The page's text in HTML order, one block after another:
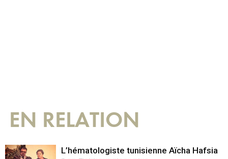
EN RELATION
L’hématologiste tunisienne Aïcha Hafsia